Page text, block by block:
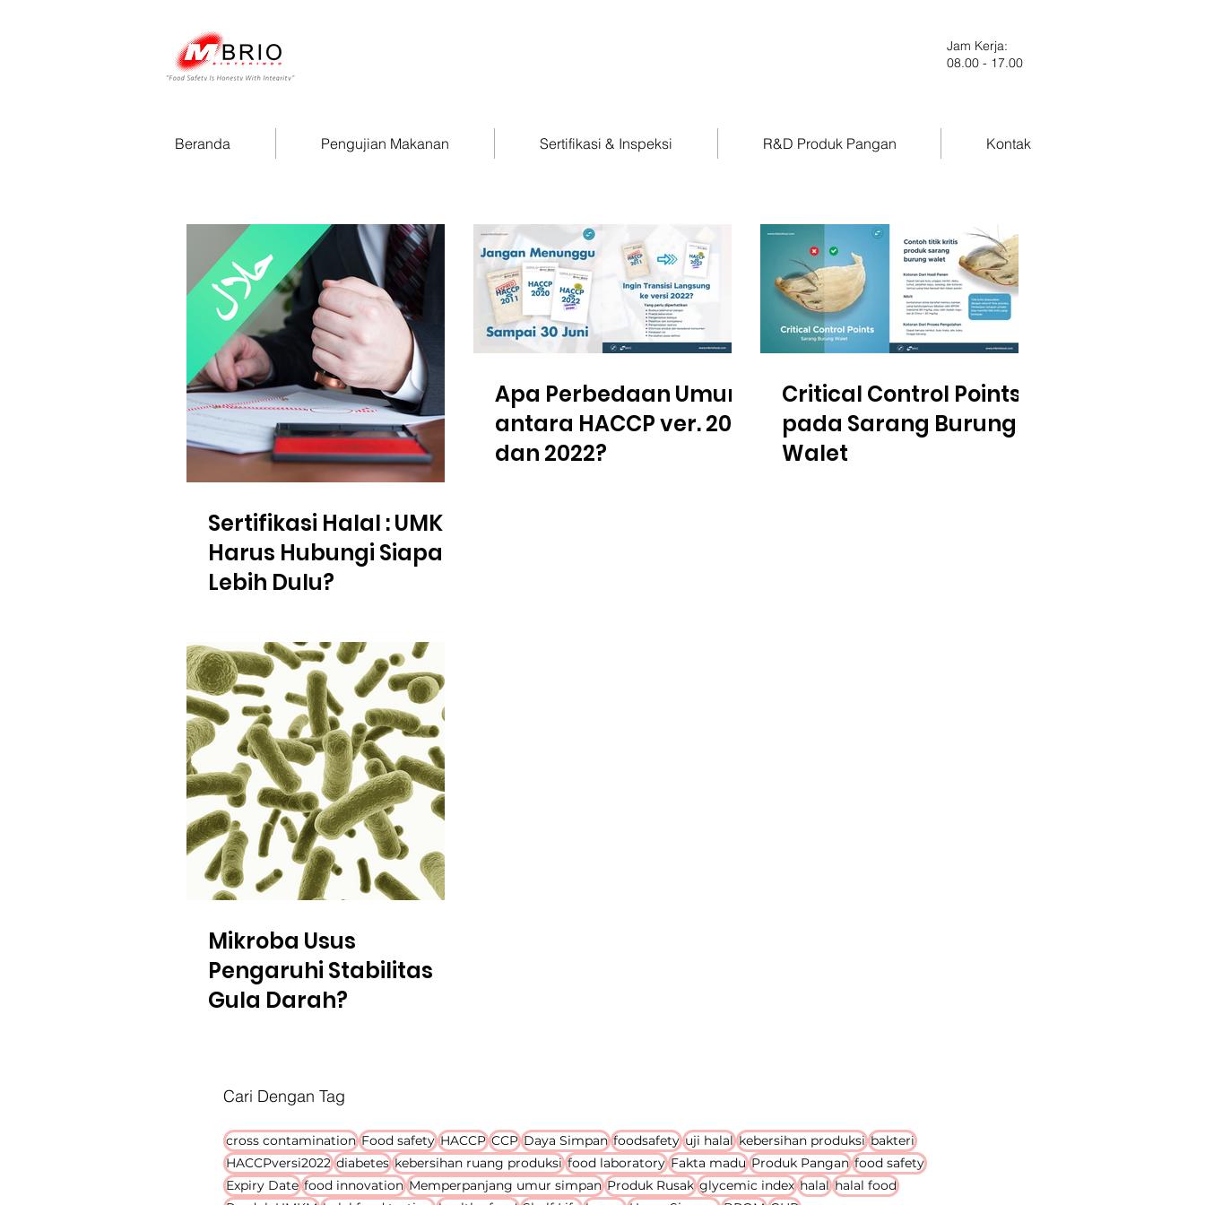
Jam Kerja:
08.00 - 17.00
Beranda Pengujian Makanan Sertifikasi & Inspeksi R&D Produk Pangan Kontak
Sertifikasi Halal : UMKM
Harus Hubungi Siapa
Lebih Dulu?
Apa Perbedaan Umum
antara HACCP ver. 2011
dan 2022?
Critical Control Points
pada Sarang Burung
Walet
Mikroba Usus
Pengaruhi Stabilitas
Gula Darah?
Cari Dengan Tag
cross contamination Food safety HACCP CCP Daya Simpan foodsafety uji halal kebersihan produksi bakteri
HACCPversi2022 diabetes kebersihan ruang produksi food laboratory Fakta madu Produk Pangan food safety
Expiry Date food innovation Memperpanjang umur simpan Produk Rusak glycemic index halal halal food